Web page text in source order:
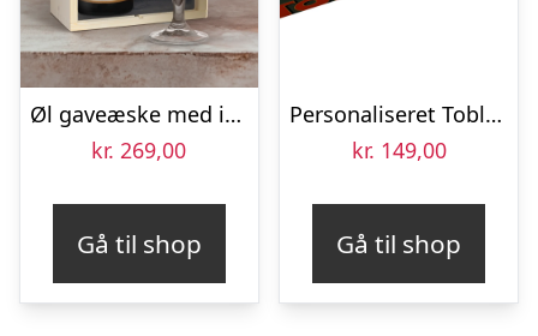
Øl gaveæske med indgraveret glas – La Trappe Quadrupel
kr. 269,00
Gå til shop
Personaliseret Toblerone chokoladebar – Eid
kr. 149,00
Gå til shop